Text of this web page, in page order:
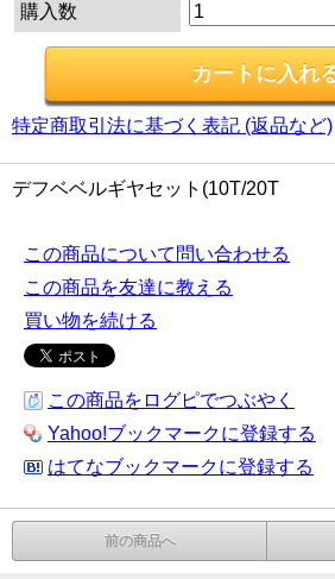
購入数
特定商取引法に基づく表記 (返品など)
デフベベルギヤセット(10T/20T
この商品について問い合わせる
この商品を友達に教える
買い物を続ける
この商品をログピでつぶやく
Yahoo!ブックマークに登録する
はてなブックマークに登録する
前の商品へ